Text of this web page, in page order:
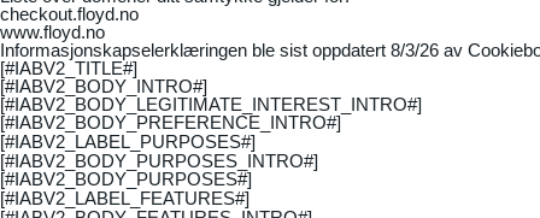
checkout.floyd.no
www.floyd.no
Informasjonskapselerklæringen ble sist oppdatert 8/3/26 av
[#IABV2_TITLE#]
[#IABV2_BODY_INTRO#]
[#IABV2_BODY_LEGITIMATE_INTEREST_INTRO#]
[#IABV2_BODY_PREFERENCE_INTRO#]
[#IABV2_LABEL_PURPOSES#]
[#IABV2_BODY_PURPOSES_INTRO#]
[#IABV2_BODY_PURPOSES#]
[#IABV2_LABEL_FEATURES#]